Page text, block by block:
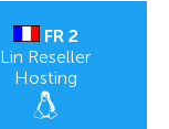
FR 2
Lin Reseller
Hosting